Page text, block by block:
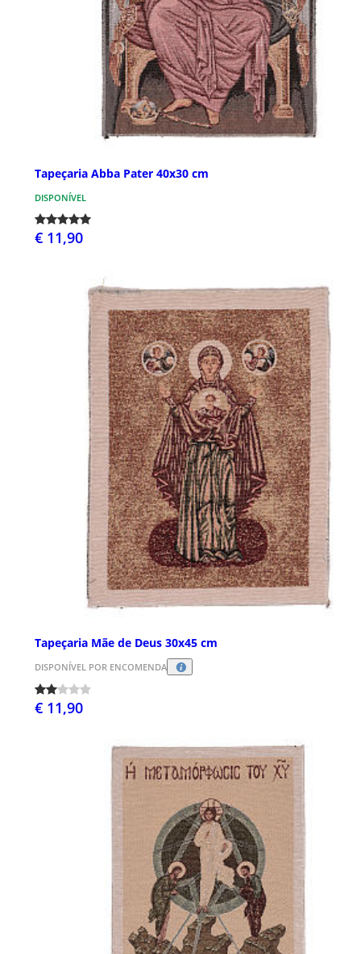
Tapeçaria Abba Pater 40x30 cm
DISPONÍVEL
€ 11,90
Tapeçaria Mãe de Deus 30x45 cm
DISPONÍVEL POR ENCOMENDA
€ 11,90